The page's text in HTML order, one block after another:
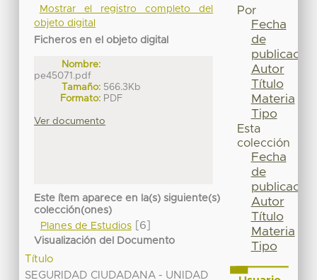
Mostrar el registro completo del
objeto digital
Ficheros en el objeto digital
Nombre:
pe45071.pdf
Tamaño: 566.3Kb
Formato: PDF
Ver documento
Este ítem aparece en la(s) siguiente(s)
colección(ones)
Planes de Estudios[6]
Visualización del Documento
Título
SEGURIDAD CIUDADANA - UNIDAD
Por
Fecha
de
publicación
Autor
Título
Materia
Tipo
Esta
colección
Fecha
de
publicación
Autor
Título
Materia
Tipo